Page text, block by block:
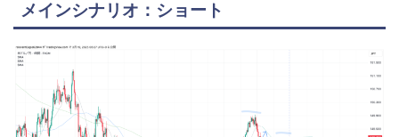
メインシナリオ：ショート